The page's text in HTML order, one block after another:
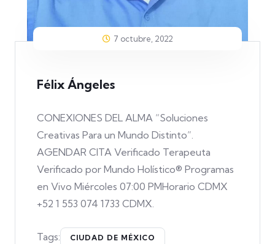
7 octubre, 2022
Félix Ángeles
CONEXIONES DEL ALMA “Soluciones
Creativas Para un Mundo Distinto”.
AGENDAR CITA Verificado Terapeuta
Verificado por Mundo Holístico® Programas
en Vivo Miércoles 07:00 PMHorario CDMX
+52 1 553 074 1733 CDMX.
Tags: CIUDAD DE MÉXICO